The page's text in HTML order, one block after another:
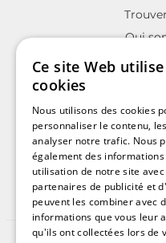
Qui
La
Annonces
Annonces
Annonces
Ce site Web
cookies
Nous utilisons des cookies
personnaliser le contenu,
analyser notre trafic. Nous
également des
utilisation de notre site
partenaires de publicité et
peuvent les combiner avec
informations que vous leur
qu'ils ont collectées lors de